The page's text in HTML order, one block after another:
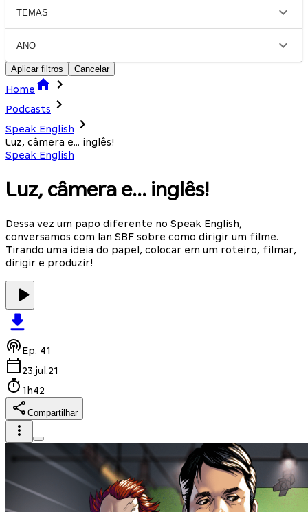
TEMAS
ANO
Aplicar filtros Cancelar
Home
Podcasts
Speak English
Luz, câmera e... inglês!
Speak English
Luz, câmera e... inglês!
Dessa vez um papo diferente no Speak English,
conversamos com Ian SBF sobre como dirigir um filme.
Tirando uma ideia do papel, colocar em um roteiro, filmar,
dirigir e produzir!
Ep. 41
23.jul.21
1h42
Compartilhar